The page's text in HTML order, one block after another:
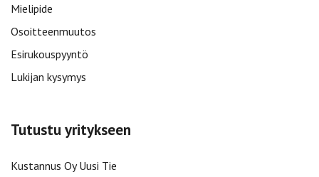
Mielipide
Osoitteenmuutos
Esirukouspyyntö
Lukijan kysymys
Tutustu yritykseen
Kustannus Oy Uusi Tie